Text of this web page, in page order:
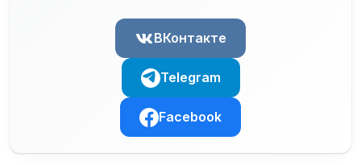
ВКонтакте
Telegram
Facebook